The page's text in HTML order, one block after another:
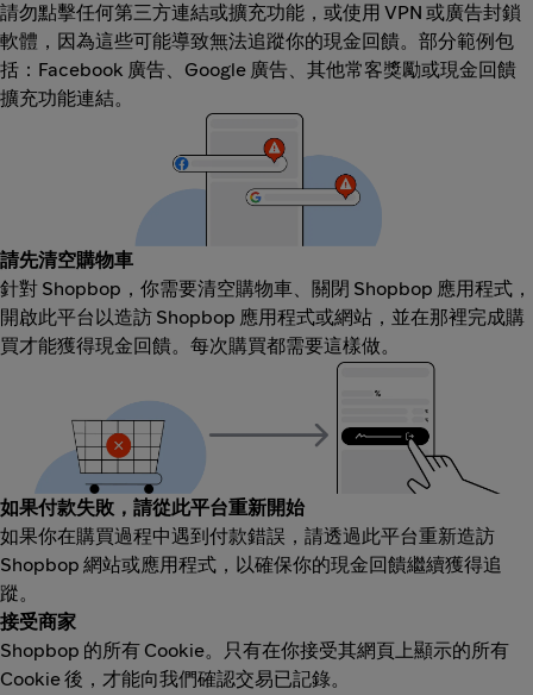
請勿點擊任何第三方連結或擴充功能，或使用 VPN 或廣告封鎖
軟體，因為這些可能導致無法追蹤你的現金回饋。部分範例包
括：Facebook 廣告、Google 廣告、其他常客獎勵或現金回饋
擴充功能連結。
請先清空購物車
針對 Shopbop，你需要清空購物車、關閉 Shopbop 應用程式，
開啟此平台以造訪 Shopbop 應用程式或網站，並在那裡完成購
買才能獲得現金回饋。每次購買都需要這樣做。
如果付款失敗，請從此平台重新開始
如果你在購買過程中遇到付款錯誤，請透過此平台重新造訪
Shopbop 網站或應用程式，以確保你的現金回饋繼續獲得追
蹤。
接受商家
Shopbop 的所有 Cookie。只有在你接受其網頁上顯示的所有
Cookie 後，才能向我們確認交易已記錄。